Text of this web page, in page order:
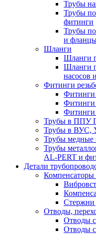
Трубы
Трубы
фитинги
Трубы
и
Шланги
Шланги
Шланги
насосов
Фитинги
Фитинги
Фитинги
Фитинги
Трубы в ППУ
Трубы в ВУС,
Трубы медные
Трубы
AL-PERT и
Детали
Компенсаторы
Стержни
Отводы,
Отводы
Отводы